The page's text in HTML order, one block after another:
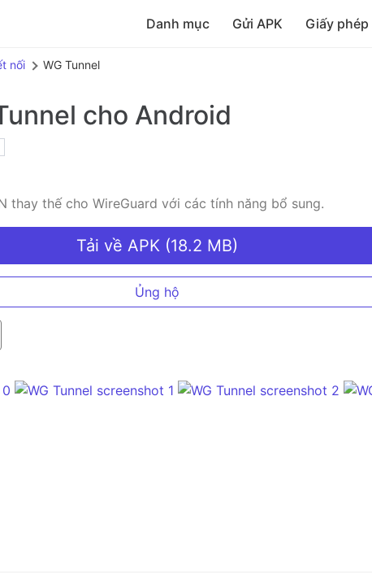
Danh mục Gửi APK Giấy phép
nối WG Tunnel
cho Android
thay thế cho WireGuard với các tính năng bổ sung.
Tải về APK (18.2 MB)
Ủng hộ